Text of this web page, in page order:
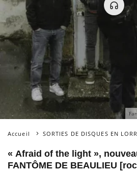
Accueil SORTIES DE DISQUES EN
« Afraid of the light »,
FANTÔME DE BEAULIEU